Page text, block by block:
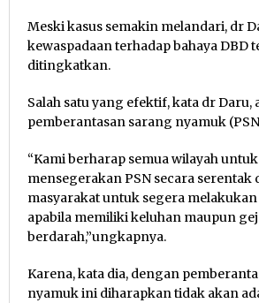
Meski kasus semakin melandari, dr
kewaspadaan terhadap bahaya DBD
ditingkatkan.
Salah satu yang efektif, kata dr Daru,
pemberantasan sarang nyamuk
“Kami berharap semua wilayah
mensegerakan PSN secara serentak
masyarakat untuk segera
apabila memiliki keluhan maupun
berdarah,”ungkapnya.
Karena, kata dia, dengan
nyamuk ini diharapkan tidak akan